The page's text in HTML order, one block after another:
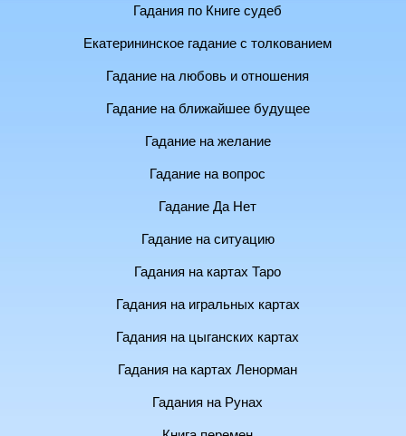
Гадания по Книге судеб
Екатерининское гадание с толкованием
Гадание на любовь и отношения
Гадание на ближайшее будущее
Гадание на желание
Гадание на вопрос
Гадание Да Нет
Гадание на ситуацию
Гадания на картах Таро
Гадания на игральных картах
Гадания на цыганских картах
Гадания на картах Ленорман
Гадания на Рунах